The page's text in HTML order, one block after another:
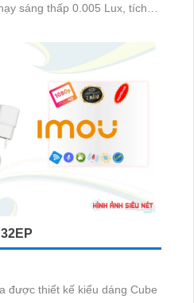
điều kiện ánh sáng yếu
được thiết kế kiểu dáng Cube